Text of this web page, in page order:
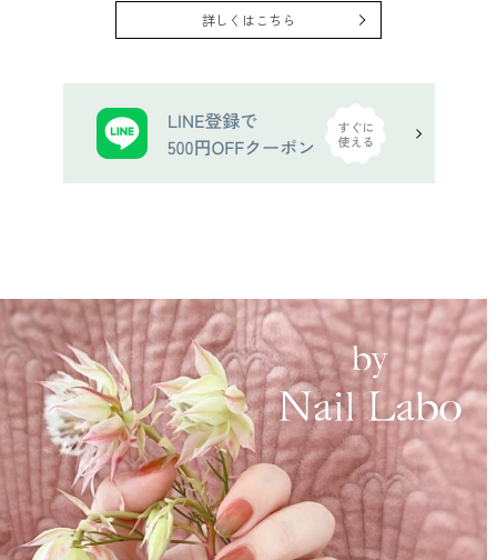
詳しくはこちら